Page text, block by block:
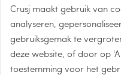
minded te zijn en te
komt. Haar favoriete
zoals ze zegt, zeven
ideaal zijn!
Crusj maakt gebruik van
analyseren,
gebruiksgemak te
deze website, of door op
toestemming voor het